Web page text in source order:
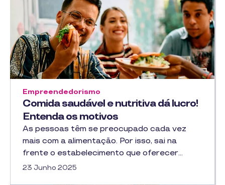
Comida saudável e nutritiva dá lucro!
Entenda os motivos
Empreendedorismo
As pessoas têm se preocupado cada vez
mais com a alimentação. Por isso, sai na
frente o estabelecimento que oferecer…
23 Junho 2025